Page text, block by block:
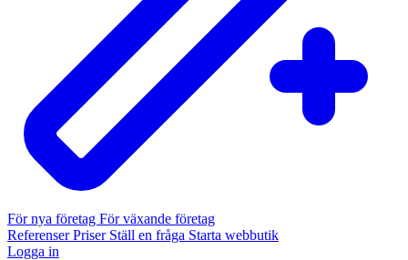
För nya företag För växande företag
ReferenserPriser Ställ en fråga Starta webbutik
Logga in